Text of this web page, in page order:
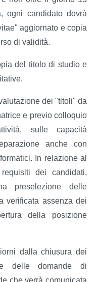
ogni candidato dovrà
aggiornato e copia
di validità.
del titolo di studio e
dei "titoli" da
e previo colloquio
sulle capacità
anche con
In relazione al
dei candidati,
preselezione delle
verificata assenza dei
della posizione
dalla chiusura dei
delle domande di
che verrà comunicata